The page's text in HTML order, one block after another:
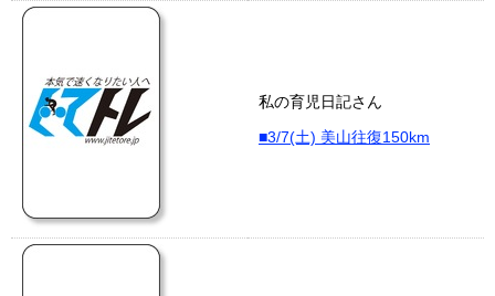
私の育児日記さん
■3/7(土) 美山往復150km